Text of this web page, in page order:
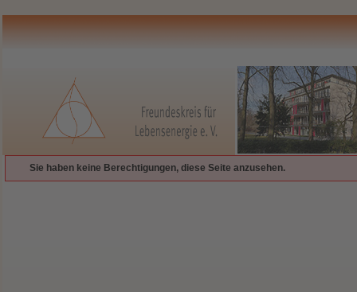
Sie haben keine Berechtigungen, diese Seite anzusehen.